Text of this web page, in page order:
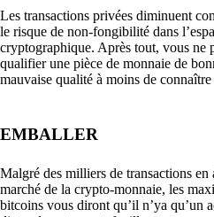
Les transactions privées diminuent
le risque de non-fongibilité dans
cryptographique. Après tout, vous ne
qualifier une pièce de monnaie de
mauvaise qualité à moins de
EMBALLER
Malgré des milliers de transactions en
marché de la crypto-monnaie, les
bitcoins vous diront qu’il n’ya qu’un